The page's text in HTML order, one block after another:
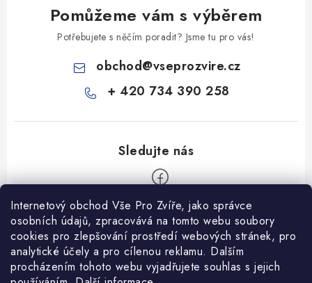
Internetový obchod Vše Pro Zvíře, jako správce
osobních údajů, zpracovává na tomto webu soubory
cookies pro zlepšování prostředí webových stránek, pro
analytické účely a pro cílenou reklamu. Dalším
procházením tohoto webu vyjadřujete souhlas s jejich
Pomůžeme vám s výběrem
Potřebujete s něčím poradit? Jsme tu pro vás!
obchod@vseprozvire.cz
+ 420 734 390 258
Informace pro Vás
Ceník dopravy